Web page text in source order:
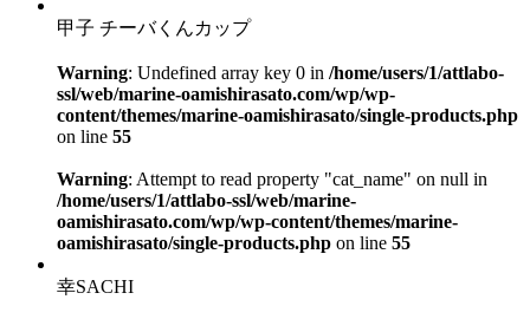
甲子 チーバくんカップ
Warning: Undefined array key 0 in /home/users/1/attlabo-
ssl/web/marine-oamishirasato.com/wp/wp-
content/themes/marine-oamishirasato/single-products.php
on line 55
Warning: Attempt to read property "cat_name" on null in
/home/users/1/attlabo-ssl/web/marine-
oamishirasato.com/wp/wp-content/themes/marine-
oamishirasato/single-products.php on line 55
幸SACHI